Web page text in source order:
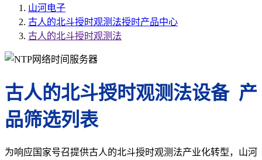
山河电子
古人的北斗授时观测法授时产品中心
古人的北斗授时观测法
古人的北斗授时观测法设备 产
品筛选列表
为响应国家号召提供古人的北斗授时观测法产业化转型，山河